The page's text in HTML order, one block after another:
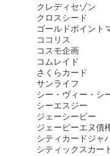
クレディセゾン
クロスシード
ゴールドポイント
ココリス
コスモ企画
コムレイド
さくらカード
サンライフ
シー・ヴィー・シ
シーエスジー
ジェーシービー
ジェーピーエヌ債
シティカードジャ
シティックスカー